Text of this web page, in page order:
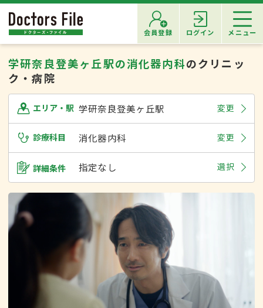
会員登録 ログイン メニュー
学研奈良登美ヶ丘駅の消化器内科のクリニッ
ク・病院
エリア・駅 学研奈良登美ヶ丘駅 変更
診療科目 消化器内科 変更
詳細条件 指定なし 選択